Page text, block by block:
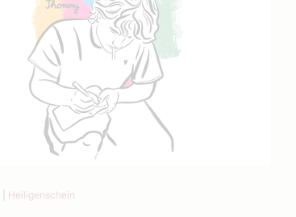
Heiligenschein